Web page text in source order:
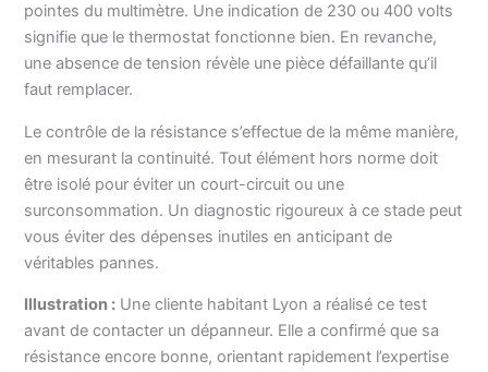
pointes du multimètre. Une indication de 230 ou 400 volts
signifie que le thermostat fonctionne bien. En revanche,
une absence de tension révèle une pièce défaillante qu’il
faut remplacer.
Le contrôle de la résistance s’effectue de la même manière,
en mesurant la continuité. Tout élément hors norme doit
être isolé pour éviter un court-circuit ou une
surconsommation. Un diagnostic rigoureux à ce stade peut
vous éviter des dépenses inutiles en anticipant de
véritables pannes.
Illustration : Une cliente habitant Lyon a réalisé ce test
avant de contacter un dépanneur. Elle a confirmé que sa
résistance encore bonne, orientant rapidement l’expertise